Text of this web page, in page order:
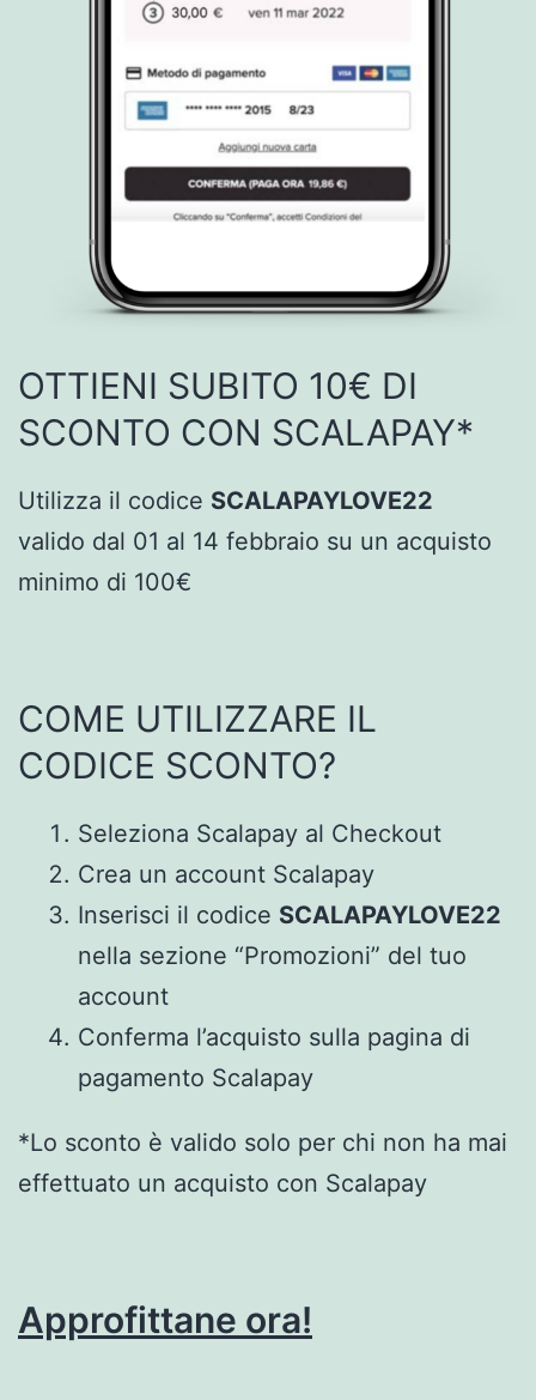
OTTIENI SUBITO 10€ DI
SCONTO CON SCALAPAY*
Utilizza il codice SCALAPAYLOVE22
valido dal 01 al 14 febbraio su un acquisto
minimo di 100€
COME UTILIZZARE IL
CODICE SCONTO?
Seleziona Scalapay al Checkout
Crea un account Scalapay
Inserisci il codice SCALAPAYLOVE22
nella sezione “Promozioni” del tuo
account
Conferma l’acquisto sulla pagina di
pagamento Scalapay
*Lo sconto è valido solo per chi non ha mai
effettuato un acquisto con Scalapay
Approfittane ora!